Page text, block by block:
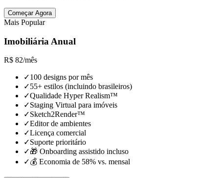
Começar Agora
Mais Popular
Imobiliária Anual
R$ 82/mês
✓100 designs por mês
✓55+ estilos (incluindo brasileiros)
✓Qualidade Hyper Realism™
✓Staging Virtual para imóveis
✓Sketch2Render™
✓Editor de ambientes
✓Licença comercial
✓Suporte prioritário
✓🎁 Onboarding assistido incluso
✓💰 Economia de 58% vs. mensal